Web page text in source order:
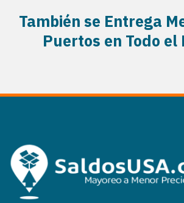
También se Entrega
Puertos en Todo el